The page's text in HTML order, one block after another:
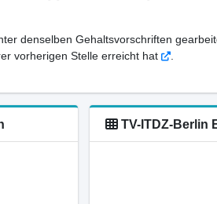
denselben Gehaltsvorschriften
vorherigen Stelle erreicht hat
TV-ITDZ-Berlin